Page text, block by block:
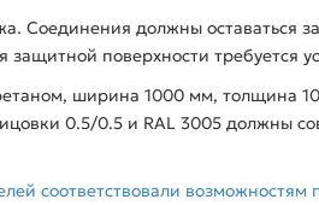
Соединения должны
поверхности требуется
ширина 1000 мм, толщина
0.5/0.5 и RAL 3005 должны
соответствовали возможностям